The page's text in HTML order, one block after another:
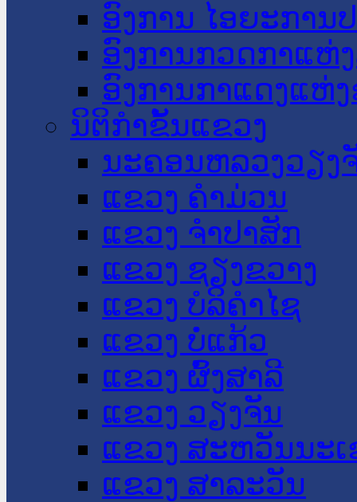
ອົງການ ໄອຍະການ
ອົງການກວດກາແຫ່
ອົງການກາແດງແຫ່
ນິຕິກໍາຂັ້ນແຂວງ
ນະ​ຄອນ​ຫລວງວຽງ
ແຂວງ ຄໍາມ່ວນ
ແຂວງ ຈໍາປາສັກ
ແຂວງ ຊຽງຂວາງ
ແຂວງ ບໍລິຄໍາໄຊ
ແຂວງ ບໍ່ແກ້ວ
ແຂວງ ຜົ້ງສາລີ
ແຂວງ ວຽງຈັນ
ແຂວງ ສະຫວັນນະ
ແຂວງ ສາລະວັນ